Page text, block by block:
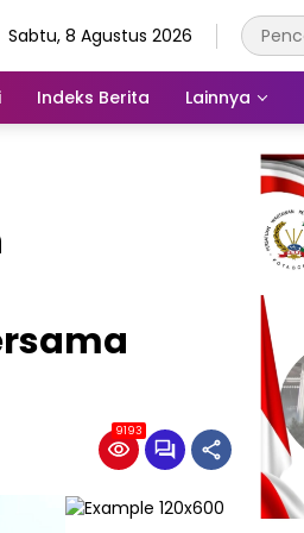
Sabtu, 8 Agustus 2026
Indeks Berita Lainnya
9193